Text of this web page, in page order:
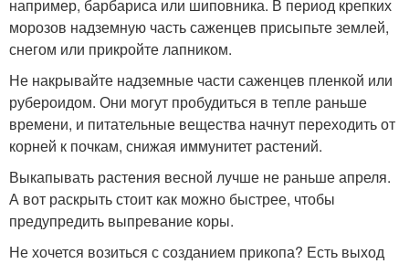
например, барбариса или шиповника. В период крепких
морозов надземную часть саженцев присыпьте землей,
снегом или прикройте лапником.
Не накрывайте надземные части саженцев пленкой или
рубероидом. Они могут пробудиться в тепле раньше
времени, и питательные вещества начнут переходить от
корней к почкам, снижая иммунитет растений.
Выкапывать растения весной лучше не раньше апреля.
А вот раскрыть стоит как можно быстрее, чтобы
предупредить выпревание коры.
Не хочется возиться с созданием прикопа? Есть выход